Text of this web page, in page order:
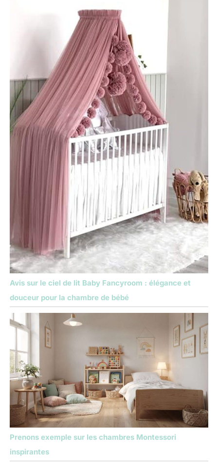
Avis sur le ciel de lit Baby Fancyroom : élégance et
douceur pour la chambre de bébé
Prenons exemple sur les chambres Montessori
inspirantes